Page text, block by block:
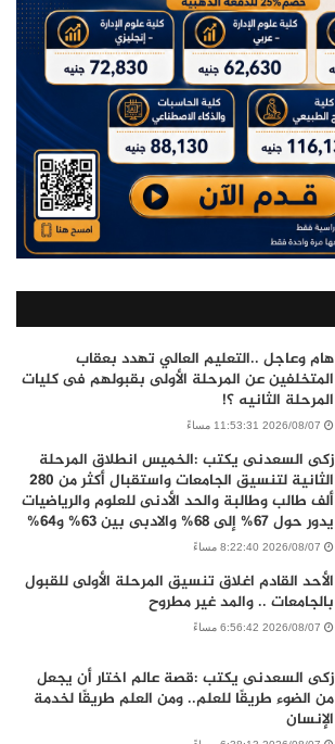
هام وعاجل ..التعليم العالي تهدد بعقاب
المتخلفين عن المرحلة الأولى بقبولهم فى كليات
المرحلة الثانيه ؟!
2026/08/07 11:53:31 مساءً
زكى السعدنى يكتب :الخميس انطلاق المرحلة
الثانية لتنسيق الجامعات واستقبال أكثر من 280
ألف طالب وطالبة والحد الأدنى للعلوم والرياضيات
يدور حول 67% إلى 68% والادبى بين 63% و64%
2026/08/07 8:22:40 مساءً
الأحد القادم اغلاق تنسيق المرحلة الأولى للقبول
بالجامعات .. والمد غير مطروح
2026/08/07 6:56:42 مساءً
زكى السعدنى يكتب :قصة عالم اختار أن يجعل
من الضوء طريقًا للعلم.. ومن العلم طريقًا لخدمة
الإنسان